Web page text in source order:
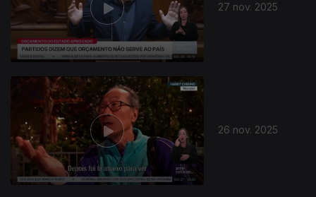
27 nov. 2025
26 nov. 2025